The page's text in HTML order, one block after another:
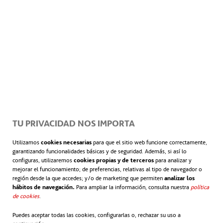
TU PRIVACIDAD NOS IMPORTA
Utilizamos cookies necesarias para que el sitio web funcione correctamente,
garantizando funcionalidades básicas y de seguridad. Además, si así lo
configuras, utilizaremos cookies propias y de terceros para analizar y
mejorar el funcionamiento; de preferencias, relativas al tipo de navegador o
región desde la que accedes; y/o de marketing que permiten analizar los
hábitos de navegación. Para ampliar la información, consulta nuestra política
de cookiesse abre en una pestaña nueva
.
Puedes aceptar todas las cookies, configurarlas o, rechazar su uso a